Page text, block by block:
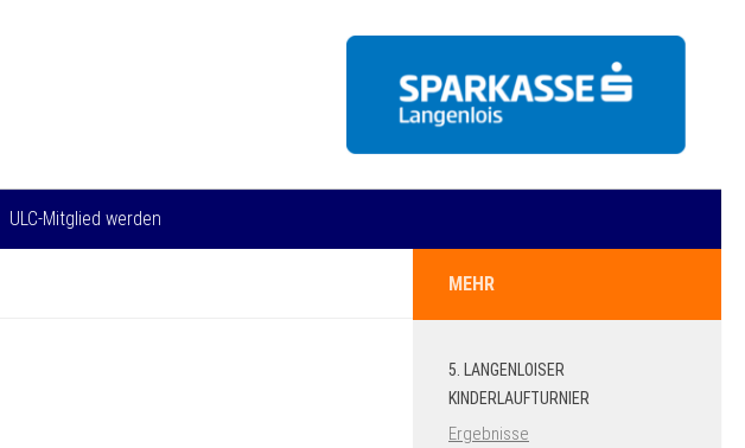
ULC-Mitglied werden
MEHR
5. LANGENLOISER
KINDERLAUFTURNIER
Ergebnisse